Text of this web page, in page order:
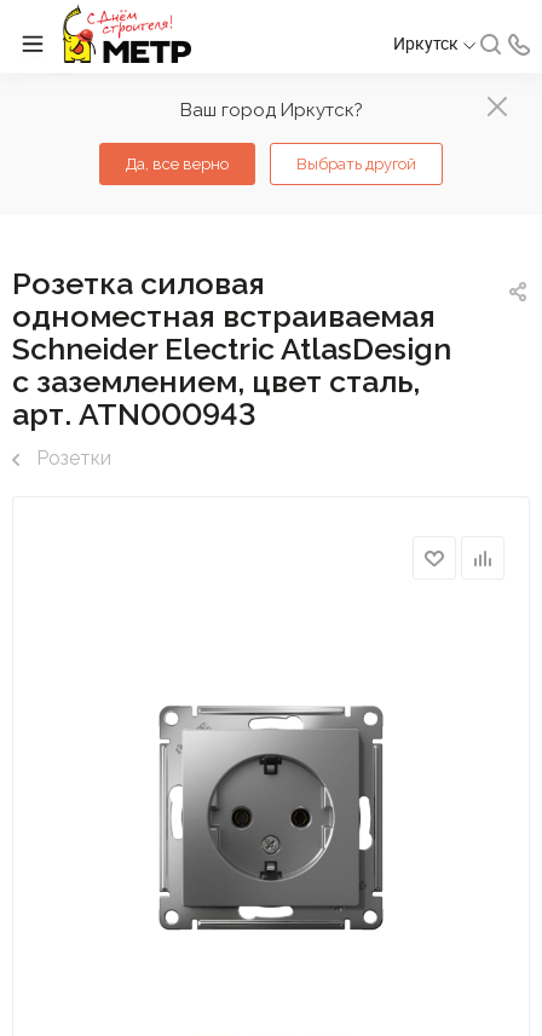
Ваш город Иркутск?
Да, все верно Выбрать другой
Иркутск
Розетка силовая
одноместная встраиваемая
Schneider Electric AtlasDesign
с заземлением, цвет сталь,
арт. ATN000943
Розетки